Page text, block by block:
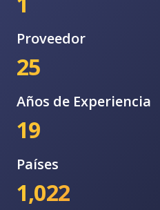
Proveedor
25
Años de Experiencia
19
Países
1,022